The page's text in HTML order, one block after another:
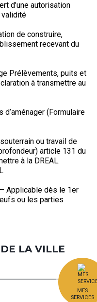
MES
SERVICES
d’une autorisation
validité
de construire,
recevant du
Prélèvements, puits et
à transmettre au
d’aménager (Formulaire
ou travail de
article 131 du
à la DREAL.
– Applicable dès le 1er
ou les parties
LA VILLE